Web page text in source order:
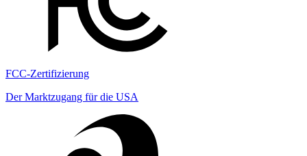
FCC-Zertifizierung
Der Marktzugang für die USA